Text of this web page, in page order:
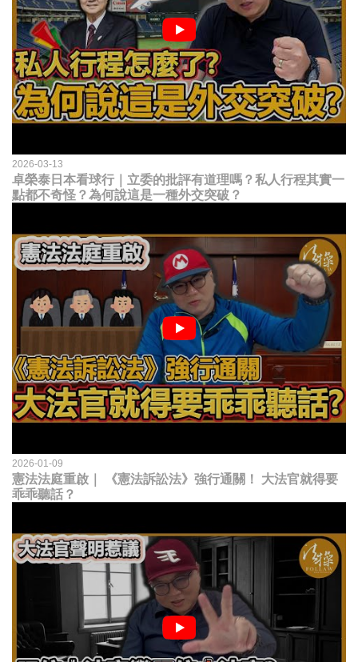
2026-03-13
卓榮泰日本看球行｜立委的批評有道理嗎？私人行程其實一
點都不奇怪？為何說這是一種外交突破？
2026-01-09
憲法法庭重啟｜ 《憲法訴訟法》強行通關！ 大法官就得要
乖乖聽話？